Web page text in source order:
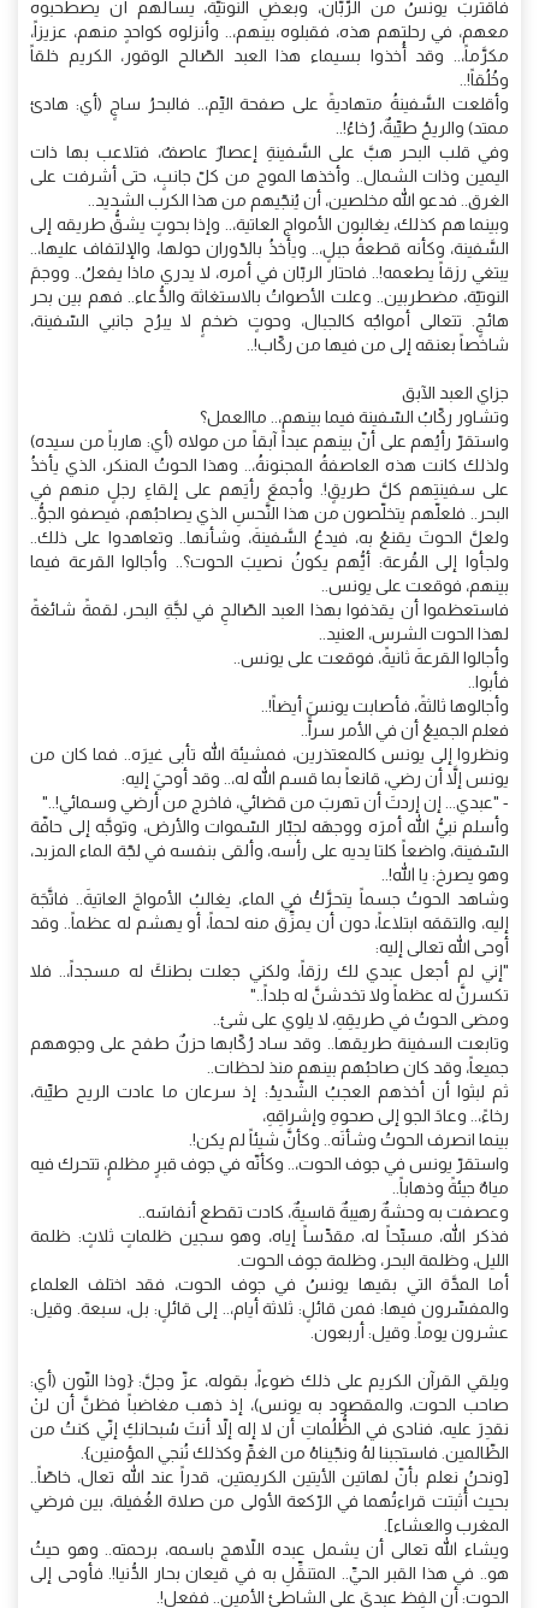
فاقتربَ يونسُ من الرُّبَّان، وبعضِ النوتيَّة، يسألهم أن يصطحبوه
معهم، في رحلتهم هذه، فقبلوه بينهم،.. وأنزلوه كواحدٍ منهم، عزيزاً،
مكرَّماً،.. وقد أُخذوا بسيماء هذا العبد الصّالح الوقور، الكريم خلقاً
وخُلُقاً!..
وأقلعت السَّفينةُ متهاديةً على صفحة اليِّم،.. فالبحرُ ساجٍ (أي: هادئ
ممتد) والريحُ طيِّبةٌ، رُخاءُ!..
وفي قلب البحر هبَّ على السَّفينةِ إعصارٌ عاصفٌ، فتلاعب بها ذات
اليمين وذات الشمال.. وأخذها الموج من كلّ جانبٍ، حتى أشرفت على
الغرق.. فدعو الله مخلصين، أن يُنجّيهم من هذا الكرب الشديد..
وبينما هم كذلك، يغالبون الأمواج العاتية،.. وإذا بحوتٍ يشقُّ طريقه إلى
السَّفينة، وكأنه قطعةُ جبلٍ،.. ويأخذُ بالدّوران حولها، والإلتفاف عليها،..
يبتغي رزقاً يطعمه!.. فاحتار الربّان في أمره، لا يدري ماذا يفعلُ.. ووجمَ
النوتيّة، مضطربين.. وعلت الأصواتُ بالاستغاثة والدُّعاء.. فهم بين بحر
هائجٍ. تتعالى أمواجُه كالجبال، وحوتٍ ضخمٍ لا يبرُح جانبي السّفينة،
شاخصاً بعنقه إلى من فيها من ركّاب!..
جزاي العبد الآبق
وتشاور ركّابُ السّفينة فيما بينهم،.. ماالعمل؟
واستقرّ رأيُهم على أنّ بينهم عبداً آبقاً من مولاه (أي: هارباً من سيده)
ولذلك كانت هذه العاصفةُ المجنونةُ،.. وهذا الحوتُ المنكر، الذي يأخذُ
على سفينتِهم كلَّ طريقٍ!. وأجمعَ رأيَهم على إلقاءِ رجلٍ منهم في
البحر.. فلعلّهم يتخلّصون من هذا النَّحسِ الذي يصاحبُهم، فيصفو الجوُّ..
ولعلَّ الحوتَ يقنعُ به، فيدعُ السَّفينةَ، وشأنها.. وتعاهدوا على ذلك..
ولجأوا إلى القُرعة: أيُّهم يكونُ نصيبَ الحوت؟.. وأجالوا القرعة فيما
بينهم، فوقعت على يونس..
فاستعظموا أن يقذفوا بهذا العبد الصّالحِ في لجَّةِ البحر، لقمةً شائغةً
لهذا الحوت الشرس، العنيد..
وأجالوا القرعةَ ثانيةً، فوقعت على يونس..
فأبوا..
وأجالوها ثالثةً، فأصابت يونسَ أيضاً!..
فعلم الجميعُ أن في الأمر سراًّ..
ونظروا إلى يونس كالمعتذرين، فمشيئة الله تأبى غيرَه.. فما كان من
يونس إلاَّ أن رضي، قانعاً بما قسم الله له،.. وقد أوحيَ إليه:
- "عبدي... إن إردتَ أن تهربَ من قضائي، فاخرج من أرضي وسمائي!.."
وأسلم نبيُّ الله أمرَه ووجهَه لجبّار السّموات والأرض، وتوجَّه إلى حافّة
السّفينة، واضعاً كلتا يديه على رأسه، وألقى بنفسه في لجّة الماء المزبد،
وهو يصرخ: يا الله!..
وشاهد الحوتُ جسماً يتحرَّكُ في الماء، يغالبُ الأمواجَ العاتيةَ.. فاتَّجَهَ
إليه، والتقمَه ابتلاعاً، دون أن يمزِّق منه لحماً، أو يهشم له عظماً.. وقد
أوحى الله تعالى إليه:
"إني لم أجعل عبدي لك رزقاً، ولكني جعلت بطنكَ له مسجداً،.. فلا
تكسرنَّ له عظماً ولا تخدشنَّ له جلداً.."
ومضى الحوتُ في طريقِهِ، لا يلوي على شئ..
وتابعت السفينة طريقها.. وقد ساد رُكّابها حزنٌ طفح على وجوههم
جميعاً، وقد كان صاحبُهم بينهم منذ لحظات..
ثم لبثوا أن أخذهم العجبُ الشّديدُ: إذ سرعان ما عادت الريح طيِّبة،
رخاءً،.. وعادَ الجو إلى صحوهِ وإشراقِهِ،
بينما انصرف الحوتُ وشأنَه.. وكأنَّ شيئاً لم يكن!.
واستقرّ يونس في جوف الحوت،.. وكأنّه في جوف قبرٍ مظلمٍ، تتحرك فيه
مياهٌ جيئةً وذهاباً..
وعصفت به وحشةٌ رهيبةٌ قاسيةٌ، كادت تقطع أنفاسَه..
فذكر الله، مسبِّحاً له، مقدِّساً إياه، وهو سجين ظلماتٍ ثلاثٍ: ظلمة
الليل، وظلمة البحر، وظلمة جوف الحوت.
أما المدَّة التي بقيها يونسُ في جوف الحوت، فقد اختلف العلماء
والمفسِّرون فيها: فمن قائلٍ: ثلاثة أيام،.. إلى قائلٍ: بل، سبعة. وقيل:
عشرون يوماً. وقيل: أربعون.
ويلقي القرآن الكريم على ذلك ضوءاً، بقوله، عزّ وجلَّ: {وذا النّون (أي:
صاحب الحوت، والمقصود به يونس)، إذ ذهب مغاضباً فظنَّ أن لنْ
نقدِرَ عليه، فنادى في الظُّلُماتِ أن لا إله إلاّ أنتَ سُبحانكِ إنّي كنتُ من
الظّالمين. فاستجبنا لهُ ونجّيناهُ من الغمِّ وكذلك نُنجي المؤمنين}.
[ونحنُ نعلم بأنّ لهاتين الأيتين الكريمتين، قدراً عند الله تعال، خاصّاً..
بحيث أُثبتت قراءتُهما في الرّكعة الأولى من صلاة الغُفيلة، بين فرضي
المغرب والعشاء].
ويشاء الله تعالى أن يشمل عبده اللاّهج باسمه، برحمته.. وهو حيثُ
هو.. في هذا القبر الحيِّ.. المتنقِّلِ به في قيعان بحار الدُّنيا!. فأوحى إلى
الحوت: أن الفِظ عبديَ على الشاطئ الأمين.. ففعل!.